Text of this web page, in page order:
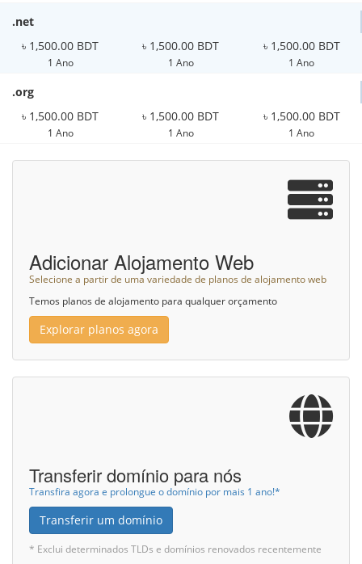
.net
৳ 1,500.00 BDT
1 Ano
৳ 1,500.00 BDT
1 Ano
৳ 1,500.00 BDT
1 Ano
.org
৳ 1,500.00 BDT
1 Ano
৳ 1,500.00 BDT
1 Ano
৳ 1,500.00 BDT
1 Ano
Adicionar Alojamento Web
Selecione a partir de uma variedade de planos de alojamento web
Temos planos de alojamento para qualquer orçamento
Explorar planos agora
Transferir domínio para nós
Transfira agora e prolongue o domínio por mais 1 ano!*
Transferir um domínio
* Exclui determinados TLDs e domínios renovados recentemente